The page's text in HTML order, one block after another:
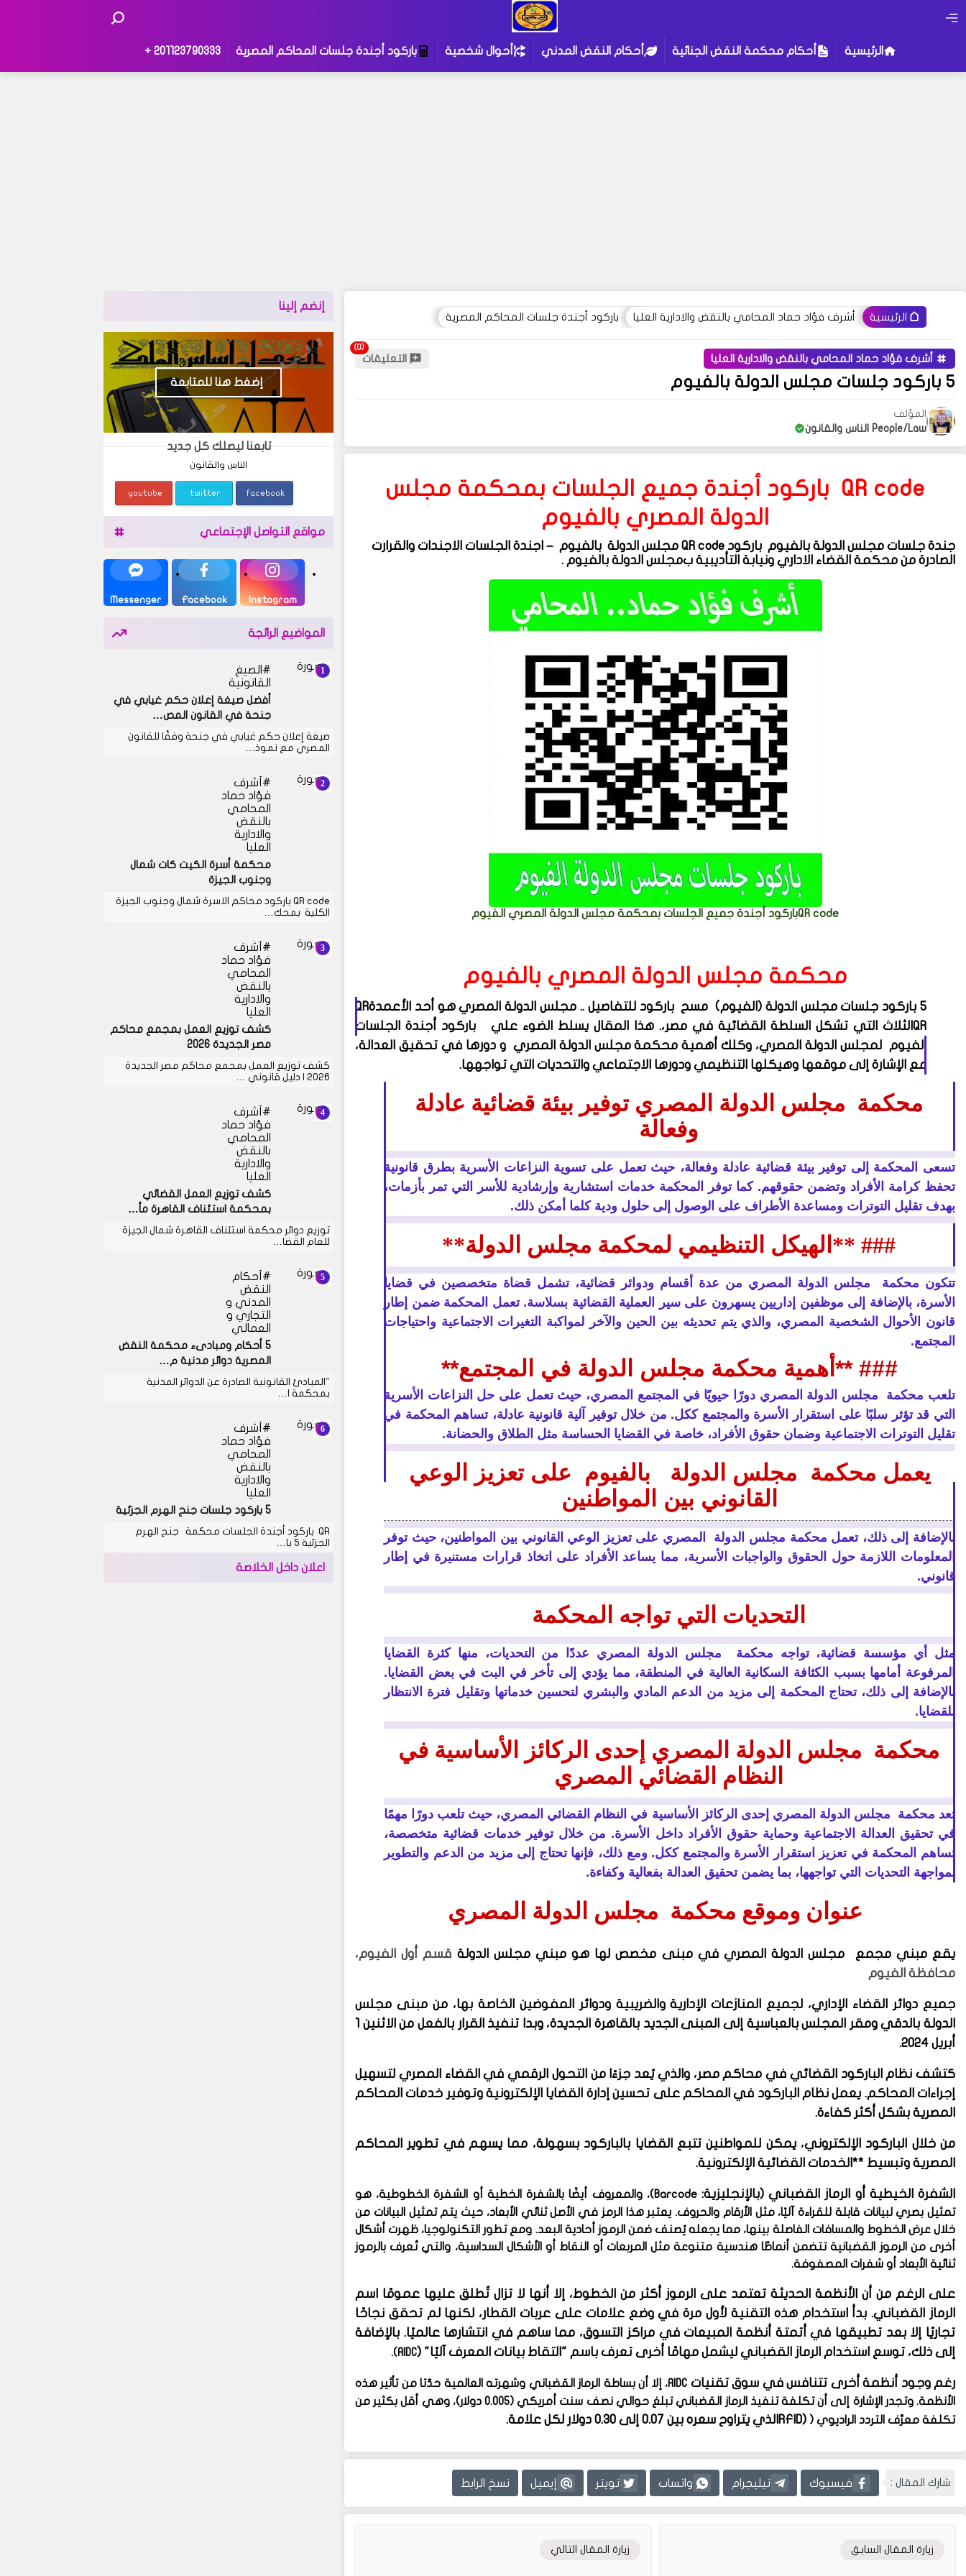
الرئيسية أحكام محكمة النقض الجنائية أحكام النقض المدني أحوال شخصية باركود أجندة جلسات المحاكم المصرية 201123790333 +
الرئيسية أشرف فؤاد حماد المحامي بالنقض والادارية العليا باركود أجندة جلسات المحاكم المصرية
أشرف فؤاد حماد المحامي بالنقض والادارية العليا التعليقات
5 باركود جلسات مجلس الدولة بالفيوم
المؤلف
People/Law الناس والقانون
QR code باركود أجندة جميع الجلسات بمحكمة مجلس
الدولة المصري بالفيوم
جندة جلسات مجلس الدولة بالفيوم باركود QR code مجلس الدولة بالفيوم – اجندة الجلسات الاجندات والقرارت
الصادرة من محكمة القضاء الاداري ونيابة التأديبية بمجلس الدولة بالفيوم .
QR codeباركود أجندة جميع الجلسات بمحكمة مجلس الدولة المصري الفيوم
محكمة مجلس الدولة المصري بالفيوم
5 باركود جلسات مجلس الدولة (الفيوم) مسح QRباركود للتفاصيل .. مجلس الدولة المصري هو أحد الأعمدة
الثلاث التي تشكل السلطة القضائية في مصر،. هذا المقال يسلط الضوء عليQR
باركود أجندة الجلسات
الفيوم لمجلس الدولة المصري، وكلك أهمية محكمة مجلس الدولة المصري و دورها في تحقيق العدالة،
مع الإشارة إلى موقعها وهيكلها التنظيمي ودورها الاجتماعي والتحديات التي تواجهها.
محكمة مجلس الدولة المصري توفير بيئة قضائية عادلة
وفعالة
تسعى المحكمة إلى توفير بيئة قضائية عادلة وفعالة، حيث تعمل على تسوية النزاعات الأسرية بطرق قانونية
تحفظ كرامة الأفراد وتضمن حقوقهم. كما توفر المحكمة خدمات استشارية وإرشادية للأسر التي تمر بأزمات،
بهدف تقليل التوترات ومساعدة الأطراف على الوصول إلى حلول ودية كلما أمكن ذلك.
### **الهيكل التنظيمي لمحكمة مجلس الدولة**
تتكون محكمة مجلس الدولة المصري من عدة أقسام ودوائر قضائية، تشمل قضاة متخصصين في قضايا
الأسرة، بالإضافة إلى موظفين إداريين يسهرون على سير العملية القضائية بسلاسة. تعمل المحكمة ضمن إطار
قانون الأحوال الشخصية المصري، والذي يتم تحديثه بين الحين والآخر لمواكبة التغيرات الاجتماعية واحتياجات
المجتمع.
### **أهمية محكمة مجلس الدولة في المجتمع**
تلعب محكمة مجلس الدولة المصري دورًا حيويًا في المجتمع المصري، حيث تعمل على حل النزاعات الأسرية
التي قد تؤثر سلبًا على استقرار الأسرة والمجتمع ككل. من خلال توفير آلية قانونية عادلة، تساهم المحكمة في
تقليل التوترات الاجتماعية وضمان حقوق الأفراد، خاصة في القضايا الحساسة مثل الطلاق والحضانة.
يعمل محكمة مجلس الدولة بالفيوم على تعزيز الوعي
القانوني بين المواطنين
بالإضافة إلى ذلك، تعمل محكمة مجلس الدولة المصري على تعزيز الوعي القانوني بين المواطنين، حيث توفر
المعلومات اللازمة حول الحقوق والواجبات الأسرية، مما يساعد الأفراد على اتخاذ قرارات مستنيرة في إطار
قانوني.
التحديات التي تواجه المحكمة
مثل أي مؤسسة قضائية، تواجه محكمة مجلس الدولة المصري عددًا من التحديات، منها كثرة القضايا
المرفوعة أمامها بسبب الكثافة السكانية العالية في المنطقة، مما يؤدي إلى تأخر في البت في بعض القضايا.
بالإضافة إلى ذلك، تحتاج المحكمة إلى مزيد من الدعم المادي والبشري لتحسين خدماتها وتقليل فترة الانتظار
للقضايا.
محكمة مجلس الدولة المصري إحدى الركائز الأساسية في
النظام القضائي المصري
تعد محكمة مجلس الدولة المصري إحدى الركائز الأساسية في النظام القضائي المصري، حيث تلعب دورًا مهمًا
في تحقيق العدالة الاجتماعية وحماية حقوق الأفراد داخل الأسرة. من خلال توفير خدمات قضائية متخصصة،
تساهم المحكمة في تعزيز استقرار الأسرة والمجتمع ككل. ومع ذلك، فإنها تحتاج إلى مزيد من الدعم والتطوير
لمواجهة التحديات التي تواجهها، بما يضمن تحقيق العدالة بفعالية وكفاءة.
عنوان وموقع محكمة مجلس الدولة المصري
يقع مبني مجمع مجلس الدولة المصري في مبنى مخصص لها هو مبني مجلس الدولة قسم أول الفيوم،
محافظة الفيوم
جميع دوائر القضاء الإداري، لجميع المنازعات الإدارية والضريبية ودوائر المفوضين الخاصة بها، من مبنى مجلس
الدولة بالدقي ومقر المجلس بالعباسية إلى المبنى الجديد بالقاهرة الجديدة، وبدا تنفيذ القرار بالفعل من الاثنين 1
أبريل 2024
.
كتشف نظام الباركود القضائي في محاكم مصر، والذي يُعد جزءًا من التحول الرقمي في القضاء المصري لتسهيل
إجراءات المحاكم. يعمل نظام الباركود في المحاكم على تحسين إدارة القضايا الإلكترونية وتوفير خدمات المحاكم
المصرية بشكل أكثر كفاءة.
من خلال الباركود الإلكتروني، يمكن للمواطنين تتبع القضايا بالباركود بسهولة، مما يسهم في تطوير المحاكم
المصرية وتبسيط **الخدمات القضائية الإلكترونية.
الشفرة الخيطية أو الرماز القضباني (بالإنجليزية:Barcode) ‏، والمعروف أيضًا بالشفرة الخطية أو الشفرة الخطوطية، هو
تمثيل بصري لبيانات قابلة للقراءة آليًا، مثل الأرقام والحروف. يعتبر هذا الرمز في الأصل ثنائي الأبعاد، حيث يتم تمثيل البيانات من
خلال عرض الخطوط والمسافات الفاصلة بينها، مما يجعله يُصنف ضمن الرموز أحادية البعد. ومع تطور التكنولوجيا، ظهرت أشكال
أخرى من الرموز القضبانية تتضمن أنماطًا هندسية متنوعة مثل المربعات أو النقاط أو الأشكال السداسية، والتي تُعرف بالرموز
ثنائية الأبعاد أو شفرات المصفوفة.
على الرغم من أن الأنظمة الحديثة تعتمد على الرموز أكثر من الخطوط، إلا أنها لا تزال تُطلق عليها عمومًا اسم
الرماز القضباني. بدأ استخدام هذه التقنية لأول مرة في وضع علامات على عربات القطار، لكنها لم تحقق نجاحًا
تجاريًا إلا بعد تطبيقها في أتمتة أنظمة المبيعات في مراكز التسوق، مما ساهم في انتشارها عالميًا. بالإضافة
إلى ذلك، توسع استخدام الرماز القضباني ليشمل مهامًا أخرى تعرف باسم "التقاط بيانات المعرف آليًا" (AIDC).
رغم وجود أنظمة أخرى تتنافس في سوق تقنيات AIDC، إلا أن بساطة الرماز القضباني وشهرته العالمية حدّتا من تأثير هذه
الأنظمة. وتجدر الإشارة إلى أن تكلفة تنفيذ الرماز القضباني تبلغ حوالي نصف سنت أمريكي (0.005 دولار)، وهي أقل بكثير من
تكلفة معرِّف التردد الراديوي ( RFID)الذي يتراوح سعره بين 0.07 إلى 0.30 دولار لكل علامة.
شارك المقال : فيسبوك تيليجرام واتساب تويتر إيميل نسخ الرابط
زيارة المقال السابق زيارة المقال التالي
إنضم إلينا
إضغط هنا للمتابعة
تابعنا ليصلك كل جديد
الناس والقانون
facebook
twitter
youtube
مواقع التواصل الإجتماعي
Instagram
Facebook
Messenger
المواضيع الرائجة
الصيغ
القانونية
أفضل صيغة إعلان حكم غيابي في
جنحة في القانون المص…
صيغة إعلان حكم غيابي في جنحة وفقًا للقانون
المصري مع نموذ…
أشرف
فؤاد حماد
المحامي
بالنقض
والادارية
العليا
محكمة أسرة الكيت كات شمال
وجنوب الجيزة
QR code باركود محاكم الاسرة شمال وجنوب الجيزة
الكلية بمحك…
أشرف
فؤاد حماد
المحامي
بالنقض
والادارية
العليا
كشف توزيع العمل بمجمع محاكم
مصر الجديدة 2026
كشف توزيع العمل بمجمع محاكم مصر الجديدة
2026 | دليل قانوني …
أشرف
فؤاد حماد
المحامي
بالنقض
والادارية
العليا
كشف توزيع العمل القضائي
بمحكمة استئناف القاهرة مأ…
توزيع دوائر محكمة استئناف القاهرة شمال الجيزة
للعام القضا…
أحكام
النقض
المدني و
التجاري و
العمالي
5 أحكام ومبادىء محكمة النقض
المصرية دوائر مدنية م…
"المبادئ القانونية الصادرة عن الدوائر المدنية
بمحكمة ا…
أشرف
فؤاد حماد
المحامي
بالنقض
والادارية
العليا
5 باركود جلسات جنح الهرم الجزئية
QR باركود أجندة الجلسات محكمة جنح الهرم
الجزئية 5 با…
اعلان داخل الخلاصة